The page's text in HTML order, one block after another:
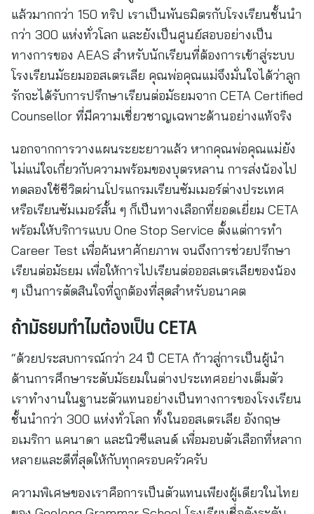
แล้วมากกว่า 150 ทริป เราเป็นพันธมิตรกับโรงเรียนชั้นนำ
กว่า 300 แห่งทั่วโลก และยังเป็นศูนย์สอบอย่างเป็น
ทางการของ AEAS สำหรับนักเรียนที่ต้องการเข้าสู่ระบบ
โรงเรียนมัธยมออสเตรเลีย คุณพ่อคุณแม่จึงมั่นใจได้ว่าลูก
รักจะได้รับการปรึกษาเรียนต่อมัธยมจาก CETA Certified
Counsellor ที่มีความเชี่ยวชาญเฉพาะด้านอย่างแท้จริง
นอกจากการวางแผนระยะยาวแล้ว หากคุณพ่อคุณแม่ยัง
ไม่แน่ใจเกี่ยวกับความพร้อมของบุตรหลาน การส่งน้องไป
ทดลองใช้ชีวิตผ่านโปรแกรมเรียนซัมเมอร์ต่างประเทศ
หรือเรียนซัมเมอร์สั้น ๆ ก็เป็นทางเลือกที่ยอดเยี่ยม CETA
พร้อมให้บริการแบบ One Stop Service ตั้งแต่การทำ
Career Test เพื่อค้นหาศักยภาพ จนถึงการช่วยปรึกษา
เรียนต่อมัธยม เพื่อให้การไปเรียนต่อออสเตรเลียของน้อง
ๆ เป็นการตัดสินใจที่ถูกต้องที่สุดสำหรับอนาคต
ถ้ามัธยมทำไมต้องเป็น CETA
“ด้วยประสบการณ์กว่า 24 ปี CETA ก้าวสู่การเป็นผู้นำ
ด้านการศึกษาระดับมัธยมในต่างประเทศอย่างเต็มตัว
เราทำงานในฐานะตัวแทนอย่างเป็นทางการของโรงเรียน
ชั้นนำกว่า 300 แห่งทั่วโลก ทั้งในออสเตรเลีย อังกฤษ
อเมริกา แคนาดา และนิวซีแลนด์ เพื่อมอบตัวเลือกที่หลาก
หลายและดีที่สุดให้กับทุกครอบครัวครับ
ความพิเศษของเราคือการเป็นตัวแทนเพียงผู้เดียวในไทย